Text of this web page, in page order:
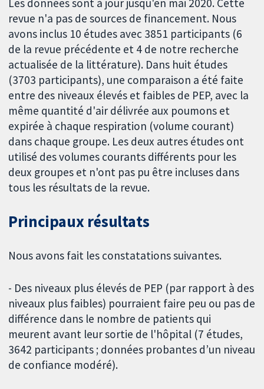
revue n'a pas de sources de financement. Nous
avons inclus 10 études avec 3851 participants (6
de la revue précédente et 4 de notre recherche
actualisée de la littérature). Dans huit études
(3703 participants), une comparaison a été faite
entre des niveaux élevés et faibles de PEP, avec la
même quantité d'air délivrée aux poumons et
expirée à chaque respiration (volume courant)
dans chaque groupe. Les deux autres études ont
utilisé des volumes courants différents pour les
deux groupes et n'ont pas pu être incluses dans
tous les résultats de la revue.
Principaux résultats
Nous avons fait les constatations suivantes.
- Des niveaux plus élevés de PEP (par rapport à des
niveaux plus faibles) pourraient faire peu ou pas de
différence dans le nombre de patients qui
meurent avant leur sortie de l'hôpital (7 études,
3642 participants ; données probantes d’un niveau
de confiance modéré).